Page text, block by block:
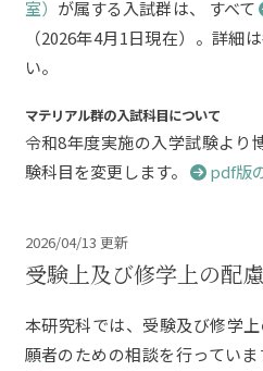
室） が属する入試群は、 すべて
（2026年4月1日現在）。詳細
い。
マテリアル群の入試科目について
令和8年度実施の入学試験より
験科目を変更します。
pdf版
2026/04/13 更新
受験上及び修学上の配
本研究科では、受験及び修学
願者のための相談を行っていま